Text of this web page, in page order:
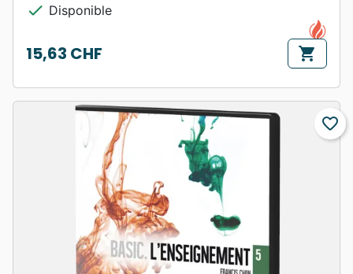
check Disponible
Prix
15,63 CHF shopping_cart
favorite_border